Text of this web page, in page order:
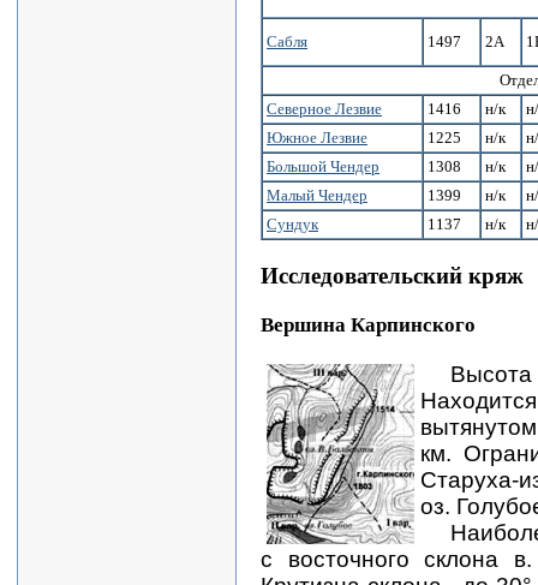
Сабля 1497 2А
Северное Лезвие
1416 н/к
Южное Лезвие
1225 н/к
Большой Чендер
1308 н/к
Малый Чендер
1399 н/к
Сундук
1137 н/к
Исследовательский кряж
Вершина Карпинского
км.
Старуха-
оз.
с восточного склона